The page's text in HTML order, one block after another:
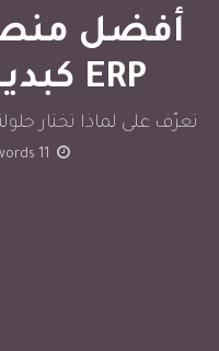
أفضل
ERP كبديل لـ Odoo.sh
تعرّف على لماذا تختار
11